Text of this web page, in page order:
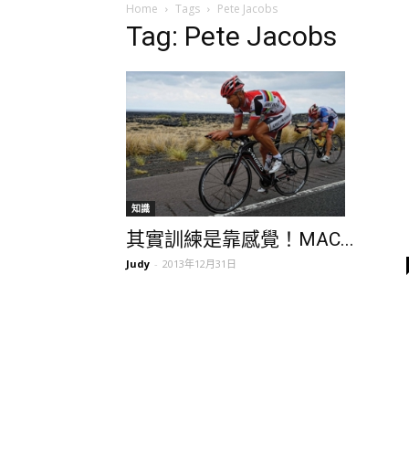
Home Tags Pete Jacobs
Tag: Pete Jacobs
知識
其實訓練是靠感覺！MAC...
Judy - 2013年12月31日